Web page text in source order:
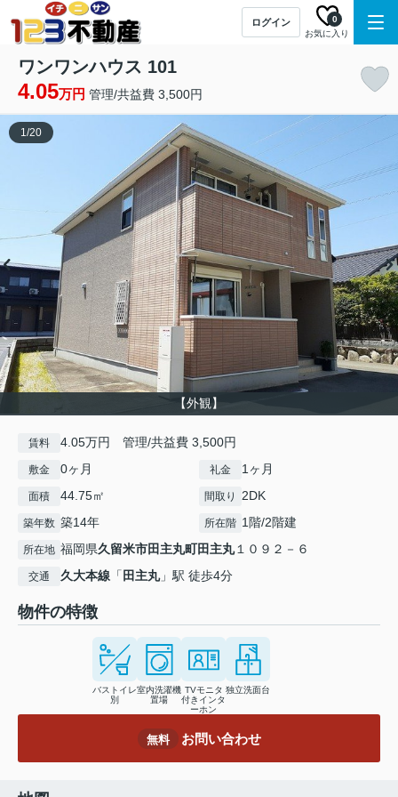
ログイン
お気に入り
0
ワンワンハウス 101
4.05万円 管理/共益費 3,500円
【外観】
1/20
賃料 4.05万円 管理/共益費 3,500円
敷金 0ヶ月 礼金 1ヶ月
面積 44.75㎡ 間取り 2DK
築年数 築14年 所在階 1階/2階建
所在地 福岡県久留米市田主丸町田主丸１０９２－６
交通 久大本線 「 田主丸」駅 徒歩4分
物件の特徴
バストイレ
別
室内洗濯機
置場
TVモニタ
付きインタ
ーホン
独立洗面台
無料 お問い合わせ